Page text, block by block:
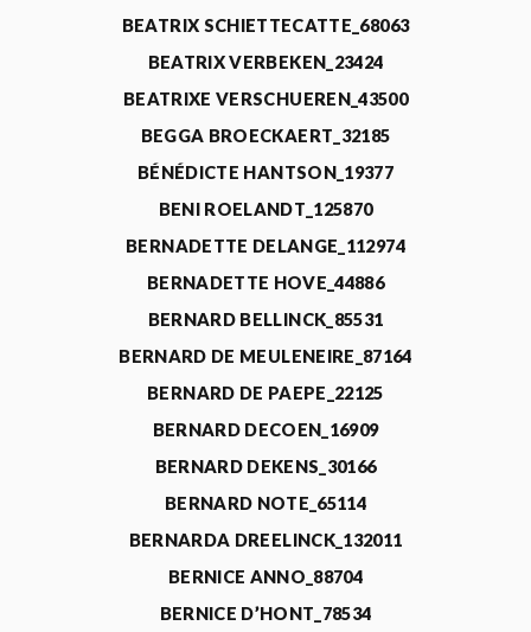
BEATRIX SCHIETTECATTE_68063
BEATRIX VERBEKEN_23424
BEATRIXE VERSCHUEREN_43500
BEGGA BROECKAERT_32185
BÉNÉDICTE HANTSON_19377
BENI ROELANDT_125870
BERNADETTE DELANGE_112974
BERNADETTE HOVE_44886
BERNARD BELLINCK_85531
BERNARD DE MEULENEIRE_87164
BERNARD DE PAEPE_22125
BERNARD DECOEN_16909
BERNARD DEKENS_30166
BERNARD NOTE_65114
BERNARDA DREELINCK_132011
BERNICE ANNO_88704
BERNICE D’HONT_78534